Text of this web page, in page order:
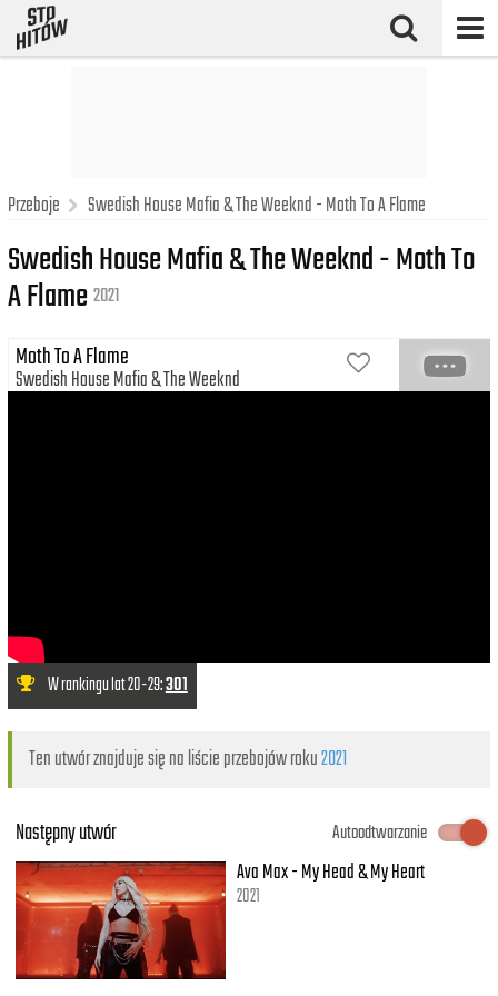
Przeboje Swedish House Mafia & The Weeknd - Moth To A Flame
Swedish House Mafia & The Weeknd - Moth To
A Flame2021
Moth To A Flame
Swedish House Mafia The Weeknd
W rankingu lat 20-29:301
Ten utwór znajduje się na liście przebojów roku2021
Następny utwór
Autoodtwarzanie
Ava Max - My Head & My Heart
2021